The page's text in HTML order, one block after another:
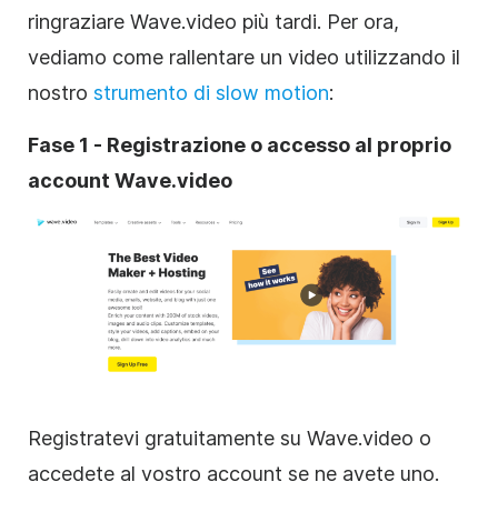
ringraziare Wave.video più tardi. Per ora,
vediamo come rallentare un video utilizzando il
nostro strumento di slow motion:
Fase 1 - Registrazione o accesso al proprio
account Wave.video
Registratevi gratuitamente su Wave.video o
accedete al vostro account se ne avete uno.